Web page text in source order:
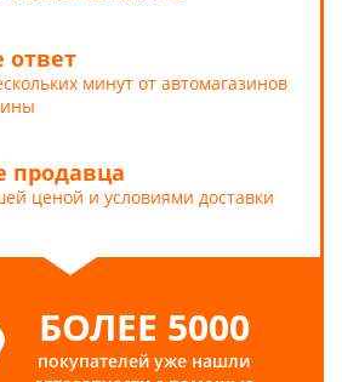
ответ
минут от автомагазинов
продавца
ценой и условиями доставки
БОЛЕЕ 5000
покупателей уже нашли